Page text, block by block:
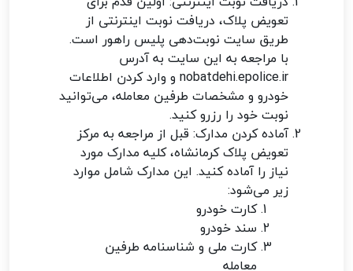
تعویض پلاک، دریافت نوبت اینترنتی از
طریق سایت نوبت‌دهی پلیس راهور است.
با مراجعه به این سایت به آدرس
nobatdehi.epolice.ir و وارد کردن اطلاعات
خودرو و مشخصات طرفین معامله، می‌توانید
نوبت خود را رزرو کنید.
آماده کردن مدارک: قبل از مراجعه به مرکز
تعویض پلاک کرمانشاه، کلیه مدارک مورد
نیاز را آماده کنید. این مدارک شامل موارد
زیر می‌شود:
کارت خودرو
سند خودرو
کارت ملی و شناسنامه طرفین
معامله